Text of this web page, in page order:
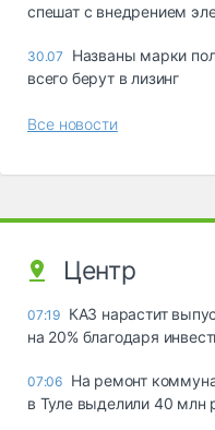
спешат с внедрением
30.07
Названы марки
всего берут в лизинг
Все новости
Центр
07:19 КАЗ нарастит
на 20% благодаря
07:06 На ремонт
в Туле выделили 40 млн